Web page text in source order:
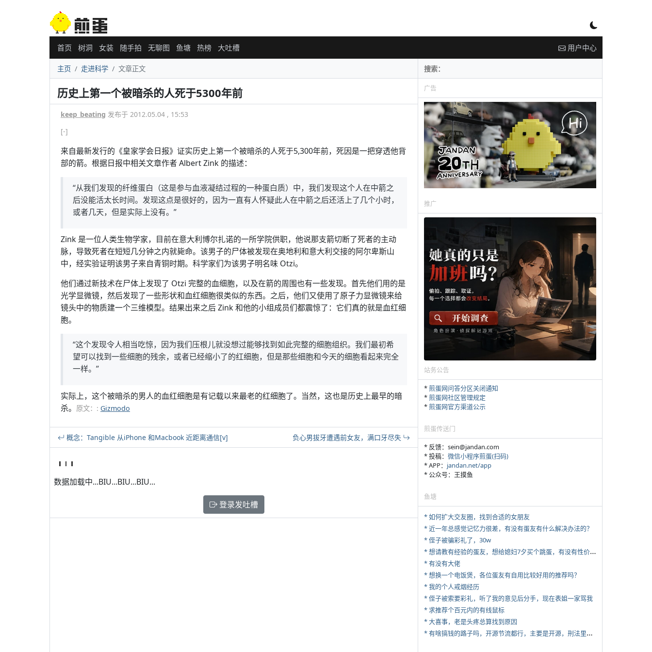
首页 树洞 女装 随手拍 无聊图 鱼塘 热榜 大吐槽 用户中心
主页 走进科学 文章正文
历史上第一个被暗杀的人死于5300年前
keep_beating 发布于 2012.05.04 , 15:53
[-]
来自最新发行的《皇家学会日报》证实历史上第一个被暗杀的人死于5,300年前，死因是一把穿透他背
部的箭。根据日报中相关文章作者 Albert Zink 的描述：
“从我们发现的纤维蛋白（这是参与血液凝结过程的一种蛋白质）中，我们发现这个人在中箭之
后没能活太长时间。发现这点是很好的，因为一直有人怀疑此人在中箭之后还活上了几个小时，
或者几天，但是实际上没有。”
Zink 是一位人类生物学家，目前在意大利博尔扎诺的一所学院供职，他说那支箭切断了死者的主动
脉，导致死者在短短几分钟之内就毙命。该男子的尸体被发现在奥地利和意大利交接的阿尔卑斯山
中，经实验证明该男子来自青铜时期。科学家们为该男子明名味 Otzi。
他们通过新技术在尸体上发现了 Otzi 完整的血细胞，以及在箭的周围也有一些发现。首先他们用的是
光学显微镜，然后发现了一些形状和血红细胞很类似的东西。之后，他们又使用了原子力显微镜来给
镜头中的物质建一个三维模型。结果出来之后 Zink 和他的小组成员们都震惊了：它们真的就是血红细
胞。
“这个发现令人相当吃惊，因为我们压根儿就没想过能够找到如此完整的细胞组织。我们最初希
望可以找到一些细胞的残余，或者已经缩小了的红细胞，但是那些细胞和今天的细胞看起来完全
一样。”
实际上，这个被暗杀的男人的血红细胞是有记载以来最老的红细胞了。当然，这也是历史上最早的暗
杀。 原文：: Gizmodo
概念：Tangible 从iPhone 和Macbook 近距离通信[v] 负心男拔牙遭遇前女友，满口牙尽失
数据加载中...BIU...BIU...BIU...
登录发吐槽
广告
推广
站务公告
*煎蛋网问答分区关闭通知
*煎蛋网社区管理规定
*煎蛋网官方渠道公示
煎蛋传送门
* 反馈：sein@jandan.com
* 投稿： 微信小程序煎蛋(扫码)
* APP： jandan.net/app
* 公众号：王摸鱼
鱼塘
* 如何扩大交友圈，找到合适的女朋友
* 近一年总感觉记忆力很差，有没有蛋友有什么解决办法的？
* 侄子被骗彩礼了，30w
*
想请教有经验的蛋友，想给媳妇7夕买个跳蛋，有没有性价比高的推荐
* 有没有大佬
* 想换一个电饭煲，各位蛋友有自用比较好用的推荐吗？
* 我的个人戒烟经历
* 侄子被索要彩礼，听了我的意见后分手，现在表姐一家骂我
* 求推荐个百元内的有线鼠标
* 大喜事，老是头疼总算找到原因
*
有啥搞钱的路子吗，开源节流都行，主要是开源，刑法里的咱不做